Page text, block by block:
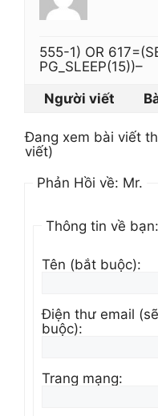
555-1) OR
PG_SLEEP(15))–
Người viết
Đang xem bài viết
viết)
Phản Hồi về: Mr.
Thông tin về bạn:
Tên (bắt buộc):
Điện thư email
buộc):
Trang mạng: